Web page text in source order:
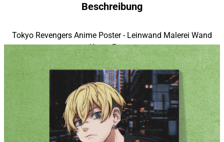
Beschreibung
modname=house&peak=30
Tokyo Revengers Anime Poster - Leinwand Malerei Wand
Kunst Poster
modname=photos&cols=1&colspace=10&rowspace=20&align=middle